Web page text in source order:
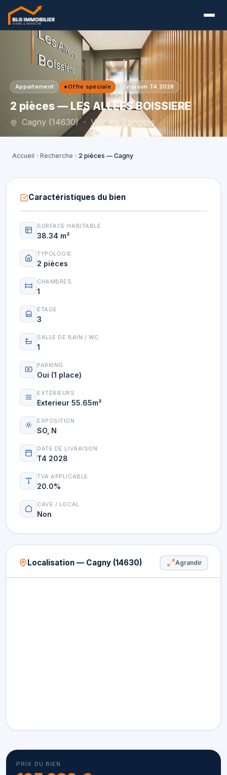
Appartement Offre spéciale Livraison T4 2028
2 pièces — LES ALLEES BOISSIERE
Cagny (14630) · Voir les 1 photos
Accueil Recherche 2 pièces — Cagny
Caractéristiques du bien
SURFACE HABITABLE
38.34 m²
TYPOLOGIE
2 pièces
CHAMBRES
1
ÉTAGE
3
SALLE DE BAIN / WC
1
PARKING
Oui (1 place)
EXTÉRIEURS
Exterieur 55.65m²
EXPOSITION
SO, N
DATE DE LIVRAISON
T4 2028
TVA APPLICABLE
20.0%
CAVE / LOCAL
Non
Localisation — Cagny (14630) Agrandir
PRIX DU BIEN